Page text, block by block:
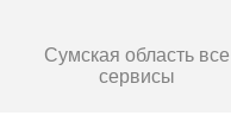
Сумская область все
сервисы